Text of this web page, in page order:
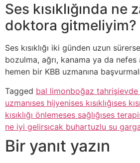
Ses kısıklığında ne
doktora gitmeliyim?
Ses kısıklığı iki günden uzun
bozulma, ağrı, kanama ya da
hemen bir KBB uzmanına
Tagged bal limonboğaz tahrişi
uzmanıses hijyenises kısıklığıses
kısıklığı önlemeses sağlığıses
ne iyi gelirsıcak buhartuzlu su
Bir yanıt yazın